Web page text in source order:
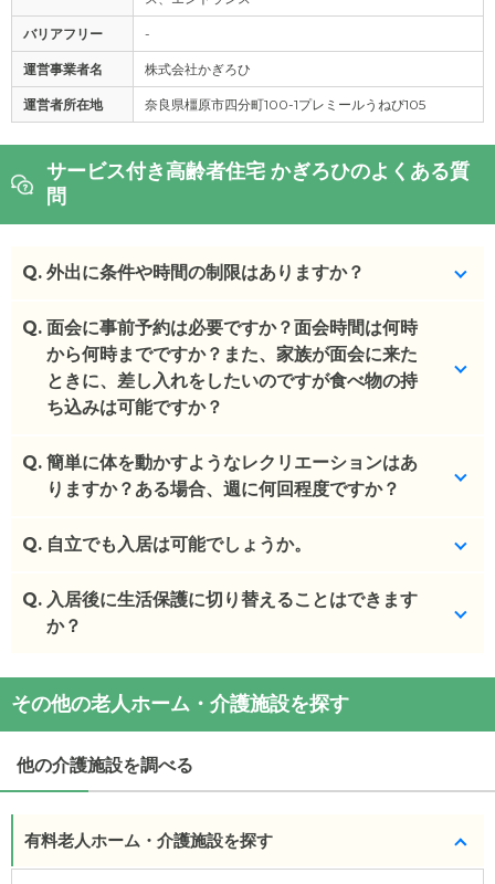
バリアフリー -
運営事業者名 株式会社かぎろひ
運営者所在地 奈良県橿原市四分町100-1プレミールうねび105
サービス付き高齢者住宅 かぎろひのよくある質
問
Q. 外出に条件や時間の制限はありますか？
事前申請があれば、ご家族同伴で外出可能です。
(回答者: 施設担当者,回答日: 2024/03/13)
Q. 面会に事前予約は必要ですか？面会時間は何時
から何時までですか？また、家族が面会に来た
ときに、差し入れをしたいのですが食べ物の持
ち込みは可能ですか？
事前連絡をして頂くとスムーズです。9:00～17:00
の間で面会可能です。
(回答者: 施設担当者,回答日: 2024/03/13)
Q. 簡単に体を動かすようなレクリエーションはあ
りますか？ある場合、週に何回程度ですか？
特にありません。
(回答者: 施設担当者,回答日: 2024/03/13)
Q. 自立でも入居は可能でしょうか。
いいえ、できません。要支援1以上で入居可能です。
Q. 入居後に生活保護に切り替えることはできます
か？
施設のご利用料金が生活保護の対象外となるため、
生活保護の方の受け入れ自体をしておりません。
(回答者: 施設担当者,回答日: 2024/03/13)
その他の老人ホーム・介護施設を探す
他の介護施設を調べる
有料老人ホーム・介護施設を探す